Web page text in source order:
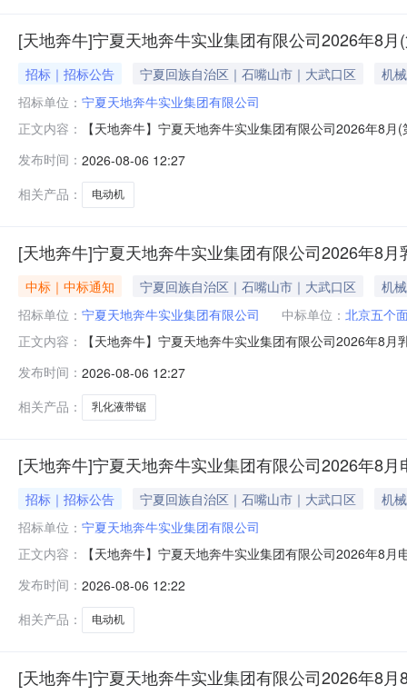
[天地奔牛]宁夏天地奔牛实业集团有限公司2026年8
招标｜招标公告 宁夏回族自治区｜石嘴山市｜大武口区
机
招标单位： 宁夏天地奔牛实业集团有限公司
正文内容：
【天地奔牛】宁夏天地奔牛实业集团有限公司2026年8
电压：3300V；冷却方式：水冷，冷却水接口DN20；法
SKF、
发布时间： 2026-08-06 12:27
相关产品：
电动机
[天地奔牛]宁夏天地奔牛实业集团有限公司2026年8
中标｜中标通知 宁夏回族自治区｜石嘴山市｜大武口区
机
招标单位： 宁夏天地奔牛实业集团有限公司 中标单位： 北京五个
正文内容：
【天地奔牛】宁夏天地奔牛实业集团有限公司2026年8
个面机械设备有限公司特此公告！
发布时间： 2026-08-06 12:27
相关产品：
乳化液带锯
[天地奔牛]宁夏天地奔牛实业集团有限公司2026年8
招标｜招标公告 宁夏回族自治区｜石嘴山市｜大武口区
机
招标单位： 宁夏天地奔牛实业集团有限公司
正文内容：
【天地奔牛】宁夏天地奔牛实业集团有限公司2026年8
止口：？880，接线方式采用压盘式。电机冷却方式为水
发布时间： 2026-08-06 12:22
相关产品：
电动机
[天地奔牛]宁夏天地奔牛实业集团有限公司2026年8